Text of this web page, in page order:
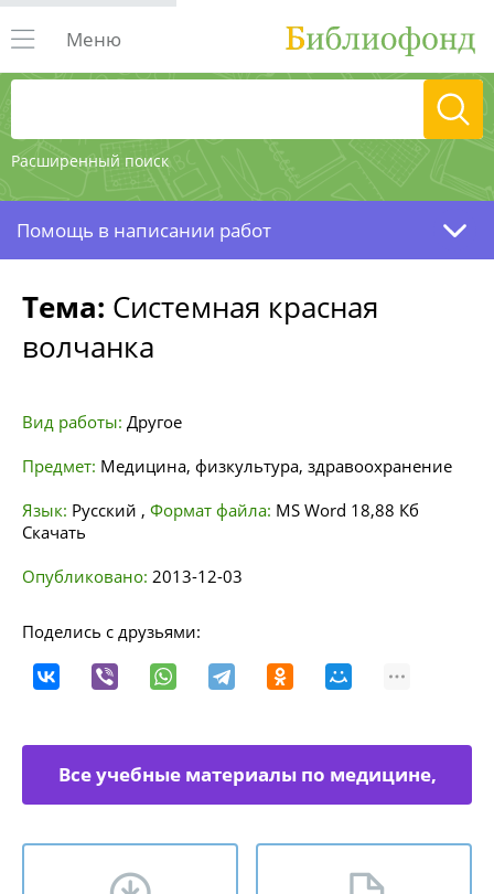
Расширенный поиск
Меню
Помощь в написании работ
Тема: Системная красная
волчанка
Вид работы: Другое
Предмет: Медицина, физкультура, здравоохранение
Язык: Русский , Формат файла: MS Word 18,88 Кб
Скачать
Опубликовано: 2013-12-03
Поделись с друзьями:
Все учебные материалы по медицине,